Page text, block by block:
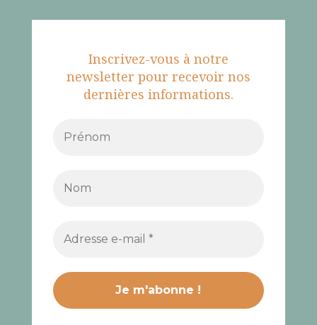
Inscrivez-vous à notre
newsletter pour recevoir nos
dernières informations.